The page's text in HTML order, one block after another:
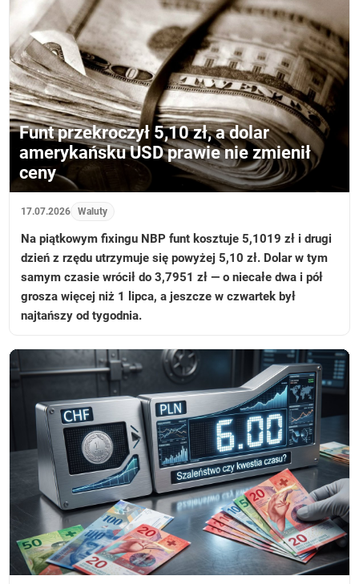
Funt przekroczył 5,10 zł, a dolar
amerykańsku USD prawie nie zmienił
ceny
17.07.2026 Waluty
Na piątkowym fixingu NBP funt kosztuje 5,1019 zł i drugi
dzień z rzędu utrzymuje się powyżej 5,10 zł. Dolar w tym
samym czasie wrócił do 3,7951 zł — o niecałe dwa i pół
grosza więcej niż 1 lipca, a jeszcze w czwartek był
najtańszy od tygodnia.